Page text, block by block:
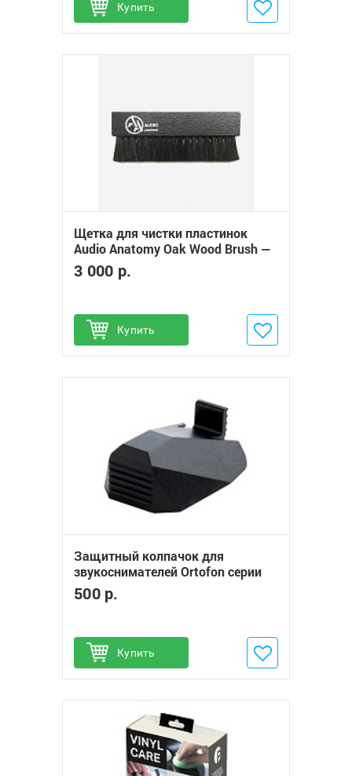
Купить
Добавить в избранное
Щетка для чистки пластинок
Audio Anatomy Oak Wood Brush —
Deluxe
3 000 р.
Купить
Добавить в избранное
Защитный колпачок для
звукоснимателей Ortofon серии
2M
500 р.
Купить
Добавить в избранное